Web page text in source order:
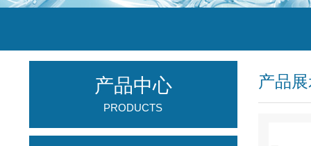
产品
产品中心
PRODUCTS